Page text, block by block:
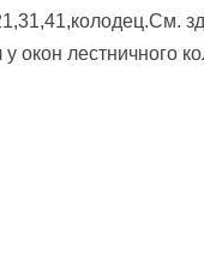
окон лестничного